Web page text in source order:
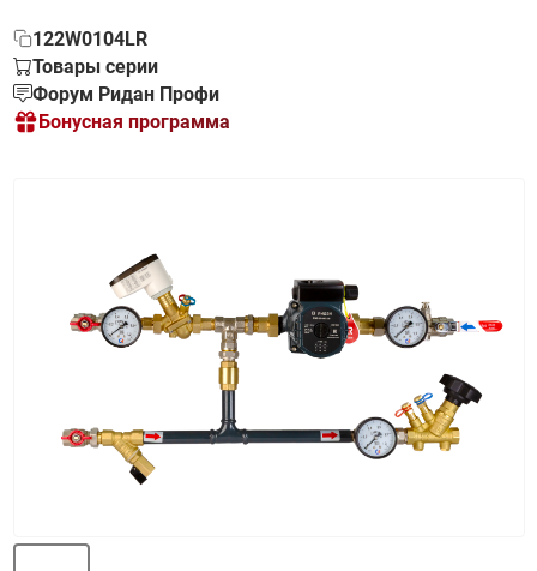
122W0104LR
Товары серии
Форум Ридан Профи
Бонусная программа